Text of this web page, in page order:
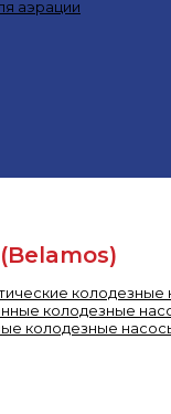
аэрации
колодезные
колодезные
колодезные